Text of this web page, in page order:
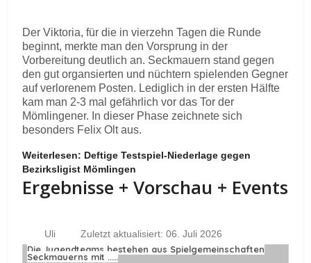
Der Viktoria, für die in vierzehn Tagen die Runde
beginnt, merkte man den Vorsprung in der
Vorbereitung deutlich an. Seckmauern stand gegen
den gut organsierten und nüchtern spielenden Gegner
auf verlorenem Posten. Lediglich in der ersten Hälfte
kam man 2-3 mal gefährlich vor das Tor der
Mömlingener. In dieser Phase zeichnete sich
besonders Felix Olt aus.
Weiterlesen: Deftige Testspiel-Niederlage gegen
Bezirksligist Mömlingen
Ergebnisse + Vorschau + Events
Uli
Zuletzt aktualisiert: 06. Juli 2026
Die Jugendteams bestehen aus Spielgemeinschaften
Seckmauerns mit .....